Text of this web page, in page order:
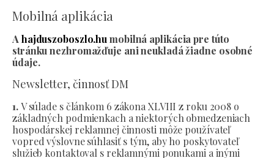
Mobilná aplikácia
A hajduszoboszlo.hu mobilná aplikácia pre túto
stránku nezhromažďuje ani neukladá žiadne osobné
údaje.
Newsletter, činnosť DM
1.V súlade s článkom 6 zákona XLVIII z roku 2008 o
základných podmienkach a niektorých obmedzeniach
hospodárskej reklamnej činnosti môže používateľ
vopred výslovne súhlasiť s tým, aby ho poskytovateľ
služieb kontaktoval s reklamnými ponukami a inými